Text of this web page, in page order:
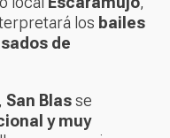
los bailes
de
San Blasse
y muy